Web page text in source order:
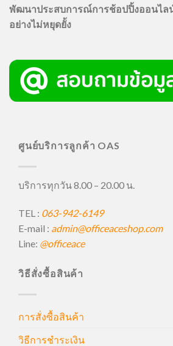
พัฒนาประสบการณ์การช้อปปิ้งออนไ
อย่างไม่หยุดยั้ง
ศูนย์บริการลูกค้า OAS
บริการทุกวัน 8.00 – 20.00 น.
TEL : 063-942-6149
E-mail : admin@officeaceshop.com
Line: @officeace
วิธีสั่งซื้อสินค้า
การสั่งซื้อสินค้า
วิธีการชำระเงิน